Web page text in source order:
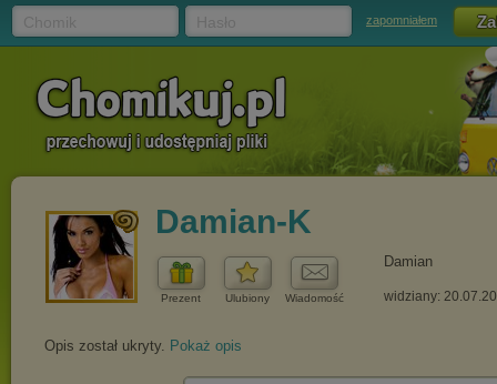
zapomniałem
Damian-K
Prezent Ulubiony Wiadomość
Damian
widziany:
Opis został ukryty. Pokaż opis